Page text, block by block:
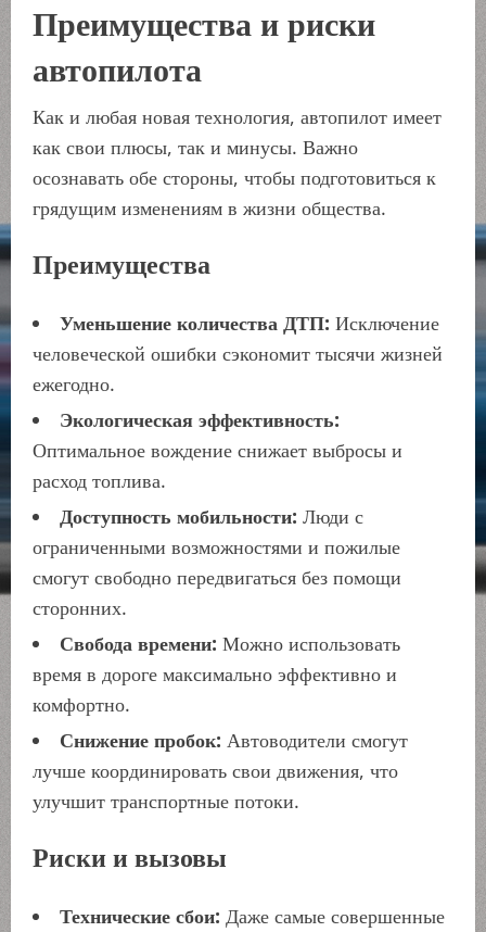
Преимущества и риски
автопилота
Как и любая новая технология, автопилот имеет
как свои плюсы, так и минусы. Важно
осознавать обе стороны, чтобы подготовиться к
грядущим изменениям в жизни общества.
Преимущества
Уменьшение количества ДТП: Исключение
человеческой ошибки сэкономит тысячи жизней
ежегодно.
Экологическая эффективность:
Оптимальное вождение снижает выбросы и
расход топлива.
Доступность мобильности: Люди с
ограниченными возможностями и пожилые
смогут свободно передвигаться без помощи
сторонних.
Свобода времени: Можно использовать
время в дороге максимально эффективно и
комфортно.
Снижение пробок: Автоводители смогут
лучше координировать свои движения, что
улучшит транспортные потоки.
Риски и вызовы
Технические сбои: Даже самые совершенные